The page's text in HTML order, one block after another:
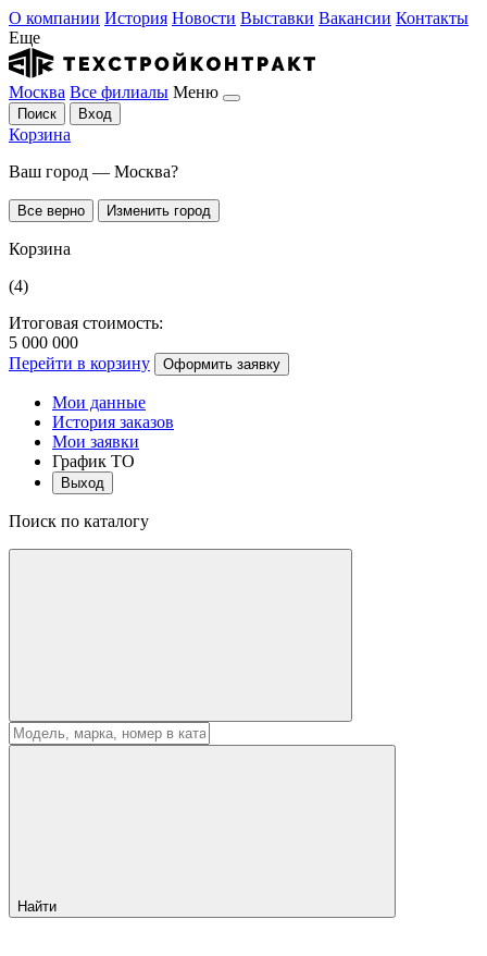
О компании История Новости Выставки Вакансии Контакты
Еще
Москва Все филиалы Меню
Поиск Вход
Корзина
Ваш город — Москва?
Все верно Изменить город
Корзина
(4)
Итоговая стоимость:
5 000 000
Перейти в корзину
Оформить заявку
Мои данные
История заказов
Мои заявки
График ТО
Выход
Поиск по каталогу
Найти